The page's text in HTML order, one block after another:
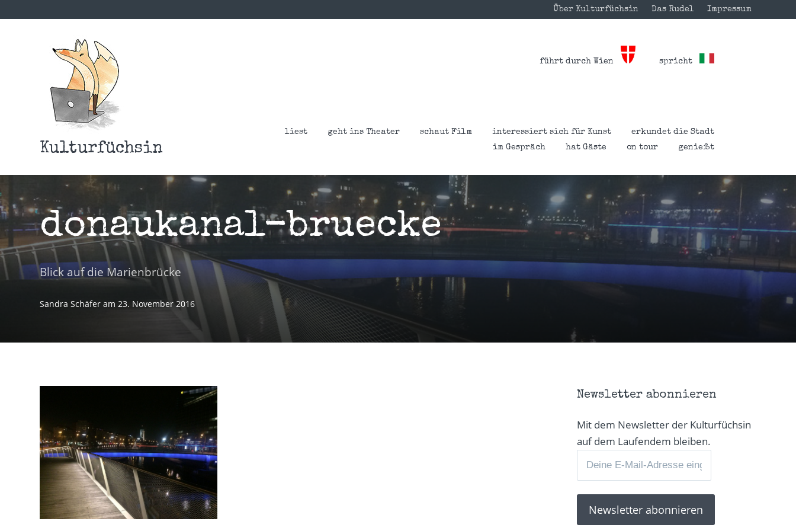
Über Kulturfüchsin Das Rudel Impressum
Kulturfüchsin
führt durch Wien spricht
liest geht ins Theater schaut Film interessiert sich für Kunst
erkundet die Stadt
im Gespräch
hat Gäste on tour genießt
donaukanal-bruecke
Blick auf die Marienbrücke
Sandra Schäferam 23. November 2016
Newsletter abonnieren
Mit dem Newsletter der Kulturfüchsin
auf dem Laufendem bleiben.